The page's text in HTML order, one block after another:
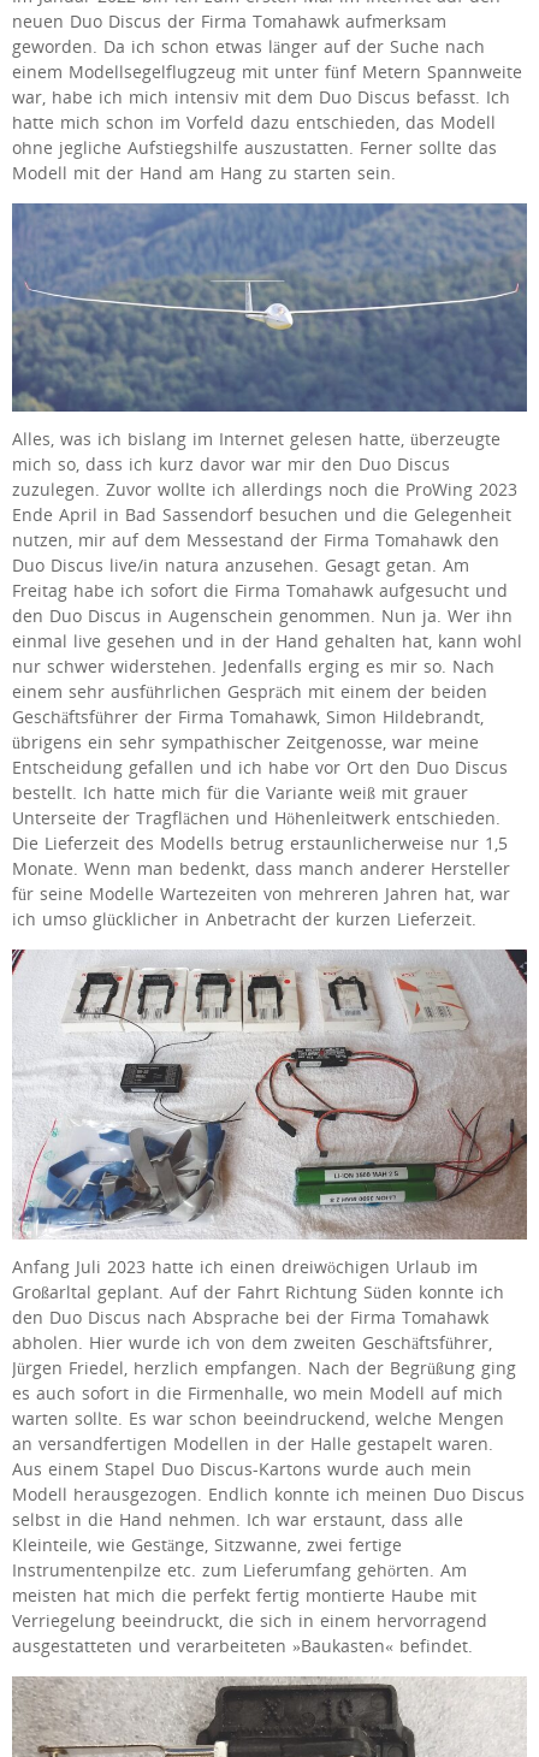
neuen Duo Discus der Firma Tomahawk aufmerksam
geworden. Da ich schon etwas länger auf der Suche nach
einem Modellsegelflugzeug mit unter fünf Metern Spannweite
war, habe ich mich intensiv mit dem Duo Discus befasst. Ich
hatte mich schon im Vorfeld dazu entschieden, das Modell
ohne jegliche Aufstiegshilfe auszustatten. Ferner sollte das
Modell mit der Hand am Hang zu starten sein.
Alles, was ich bislang im Internet gelesen hatte, überzeugte
mich so, dass ich kurz davor war mir den Duo Discus
zuzulegen. Zuvor wollte ich allerdings noch die ProWing 2023
Ende April in Bad Sassendorf besuchen und die Gelegenheit
nutzen, mir auf dem Messestand der Firma Tomahawk den
Duo Discus live/in natura anzusehen. Gesagt getan. Am
Freitag habe ich sofort die Firma Tomahawk aufgesucht und
den Duo Discus in Augenschein genommen. Nun ja. Wer ihn
einmal live gesehen und in der Hand gehalten hat, kann wohl
nur schwer widerstehen. Jedenfalls erging es mir so. Nach
einem sehr ausführlichen Gespräch mit einem der beiden
Geschäftsführer der Firma Tomahawk, Simon Hildebrandt,
übrigens ein sehr sympathischer Zeitgenosse, war meine
Entscheidung gefallen und ich habe vor Ort den Duo Discus
bestellt. Ich hatte mich für die Variante weiß mit grauer
Unterseite der Tragflächen und Höhenleitwerk entschieden.
Die Lieferzeit des Modells betrug erstaunlicherweise nur 1,5
Monate. Wenn man bedenkt, dass manch anderer Hersteller
für seine Modelle Wartezeiten von mehreren Jahren hat, war
ich umso glücklicher in Anbetracht der kurzen Lieferzeit.
Anfang Juli 2023 hatte ich einen dreiwöchigen Urlaub im
Großarltal geplant. Auf der Fahrt Richtung Süden konnte ich
den Duo Discus nach Absprache bei der Firma Tomahawk
abholen. Hier wurde ich von dem zweiten Geschäftsführer,
Jürgen Friedel, herzlich empfangen. Nach der Begrüßung ging
es auch sofort in die Firmenhalle, wo mein Modell auf mich
warten sollte. Es war schon beeindruckend, welche Mengen
an versandfertigen Modellen in der Halle gestapelt waren.
Aus einem Stapel Duo Discus-Kartons wurde auch mein
Modell herausgezogen. Endlich konnte ich meinen Duo Discus
selbst in die Hand nehmen. Ich war erstaunt, dass alle
Kleinteile, wie Gestänge, Sitzwanne, zwei fertige
Instrumentenpilze etc. zum Lieferumfang gehörten. Am
meisten hat mich die perfekt fertig montierte Haube mit
Verriegelung beeindruckt, die sich in einem hervorragend
ausgestatteten und verarbeiteten »Baukasten« befindet.